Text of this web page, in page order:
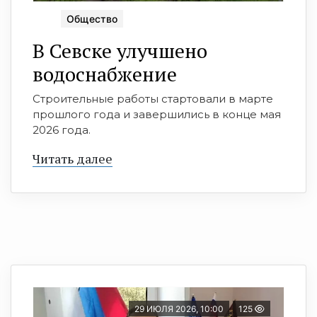
Общество
В Севске улучшено
водоснабжение
Строительные работы стартовали в марте
прошлого года и завершились в конце мая
2026 года.
Читать далее
29 ИЮЛЯ 2026, 10:00 125